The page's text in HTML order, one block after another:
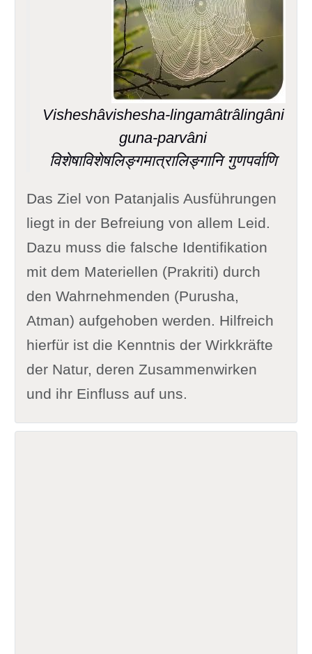
Visheshâvishesha-lingamâtrâlingâni
guna-parvâni
विशेषाविशेषलिङ्गमात्रालिङ्गानि गुणपर्वाणि
Das Ziel von Patanjalis Ausführungen
liegt in der Befreiung von allem Leid.
Dazu muss die falsche Identifikation
mit dem Materiellen (Prakriti) durch
den Wahrnehmenden (Purusha,
Atman) aufgehoben werden. Hilfreich
hierfür ist die Kenntnis der Wirkkräfte
der Natur, deren Zusammenwirken
und ihr Einfluss auf uns.